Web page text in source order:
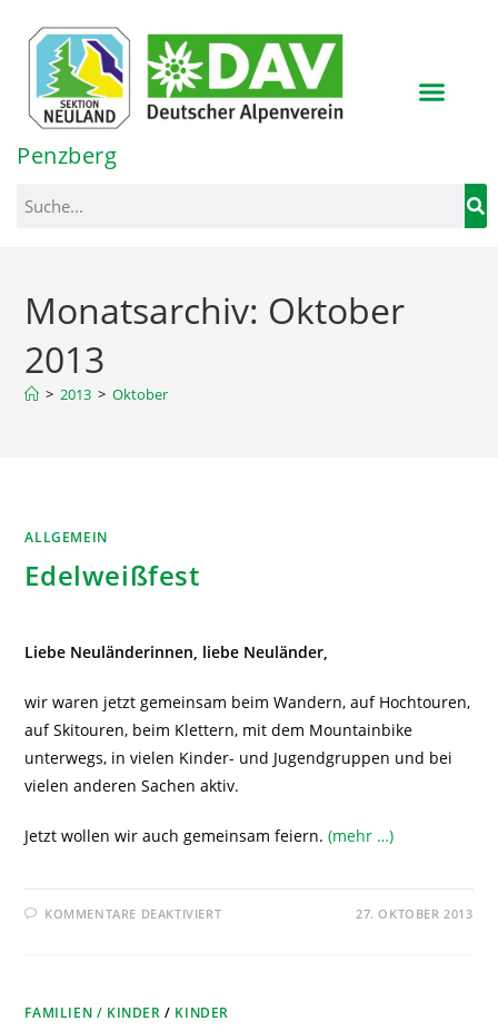
springen
Penzberg
Monatsarchiv: Oktober
2013
> 2013 > Oktober
ALLGEMEIN
Edelweißfest
Liebe Neuländerinnen, liebe Neuländer,
wir waren jetzt gemeinsam beim Wandern, auf Hochtouren,
auf Skitouren, beim Klettern, mit dem Mountainbike
unterwegs, in vielen Kinder- und Jugendgruppen und bei
vielen anderen Sachen aktiv.
Jetzt wollen wir auch gemeinsam feiern.(mehr …)
KOMMENTARE DEAKTIVIERT 27. OKTOBER 2013
FAMILIEN / KINDER / KINDER